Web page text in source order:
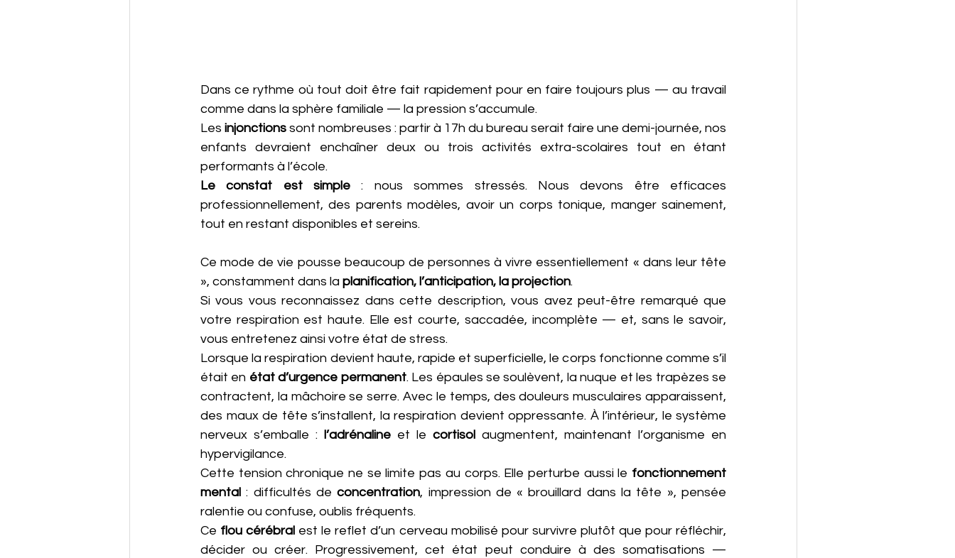
Dans ce rythme où tout doit être fait rapidement pour en faire toujours plus — au travail
comme dans la sphère familiale — la pression s’accumule.
Les injonctions sont nombreuses : partir à 17h du bureau serait faire une demi-journée, nos
enfants devraient enchaîner deux ou trois activités extra-scolaires tout en étant
performants à l’école.
Le constat est simple : nous sommes stressés. Nous devons être efficaces
professionnellement, des parents modèles, avoir un corps tonique, manger sainement,
tout en restant disponibles et sereins.
Ce mode de vie pousse beaucoup de personnes à vivre essentiellement « dans leur tête
», constamment dans la planification, l’anticipation, la projection.
Si vous vous reconnaissez dans cette description, vous avez peut-être remarqué que
votre respiration est haute. Elle est courte, saccadée, incomplète — et, sans le savoir,
vous entretenez ainsi votre état de stress.
Lorsque la respiration devient haute, rapide et superficielle, le corps fonctionne comme s’il
était en état d’urgence permanent. Les épaules se soulèvent, la nuque et les trapèzes se
contractent, la mâchoire se serre. Avec le temps, des douleurs musculaires apparaissent,
des maux de tête s’installent, la respiration devient oppressante. À l’intérieur, le système
nerveux s’emballe :
l’adrénaline et le cortisol
augmentent, maintenant l’organisme en
hypervigilance.
Cette tension chronique ne se limite pas au corps. Elle perturbe aussi le fonctionnement
mental : difficultés de concentration, impression de « brouillard dans la tête », pensée
ralentie ou confuse, oublis fréquents.
Ce flou cérébral est le reflet d’un cerveau mobilisé pour survivre plutôt que pour réfléchir,
décider ou créer. Progressivement, cet état peut conduire à des somatisations —